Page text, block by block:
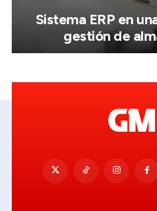
Sistema ERP en
gestión de